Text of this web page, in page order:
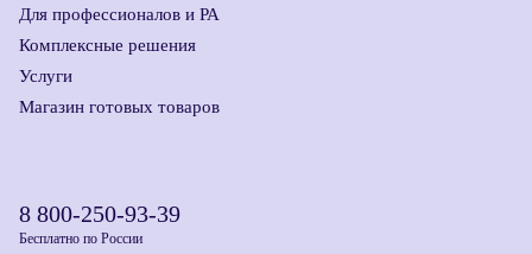
Для профессионалов и РА
Комплексные решения
Услуги
Магазин готовых товаров
8 800-250-93-39
Бесплатно по России